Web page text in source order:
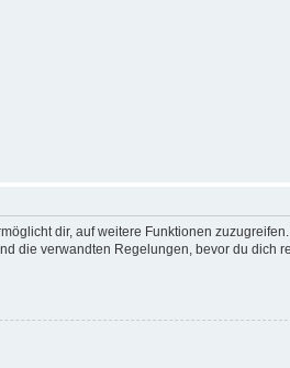
dir, auf weitere Funktionen
die verwandten Regelungen, bevor du dich